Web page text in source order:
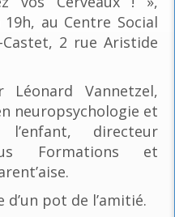
au Centre Social
Castet, 2 rue Aristide
Léonard Vannetzel,
neuropsychologie et
l’enfant, directeur
Formations et
pot de l’amitié.